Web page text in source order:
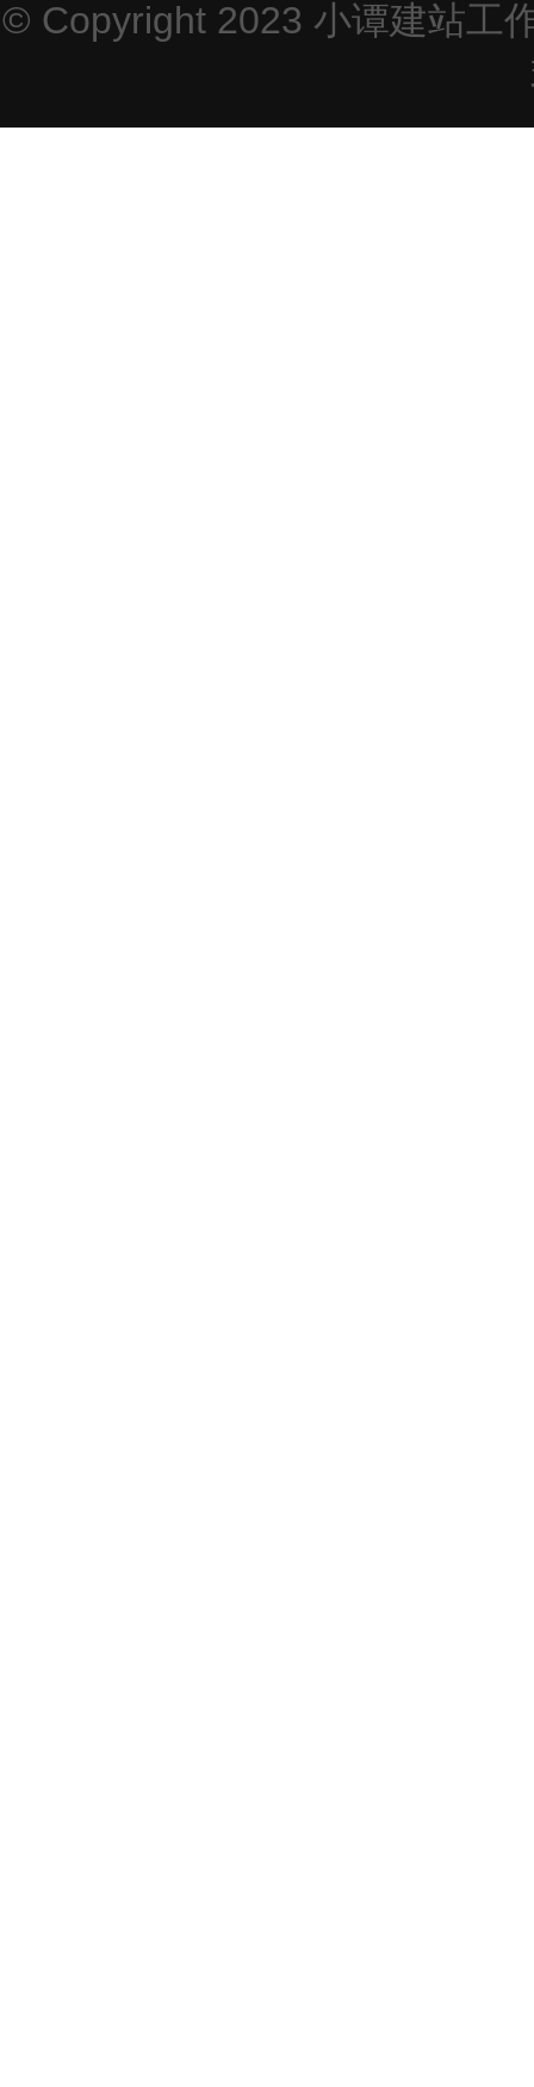
© Copyright 2023 小谭建站工